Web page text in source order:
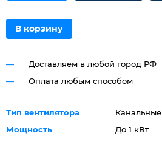
В корзину
Доставляем в любой город РФ
Оплата любым способом
Тип вентилятора
Канальные
Мощность
До 1 кВт